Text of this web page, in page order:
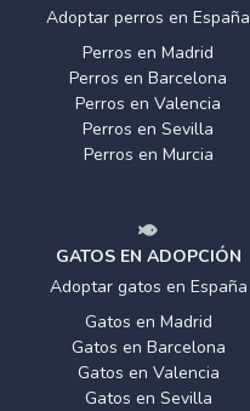
Adoptar perros en España
Perros en Madrid
Perros en Barcelona
Perros en Valencia
Perros en Sevilla
Perros en Murcia
GATOS EN ADOPCIÓN
Adoptar gatos en España
Gatos en Madrid
Gatos en Barcelona
Gatos en Valencia
Gatos en Sevilla